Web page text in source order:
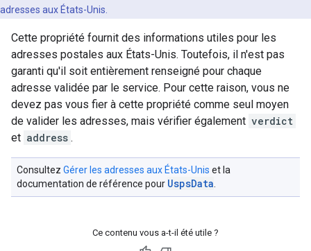
adresses aux États-Unis.
Cette propriété fournit des informations utiles pour les
adresses postales aux États-Unis. Toutefois, il n'est pas
garanti qu'il soit entièrement renseigné pour chaque
adresse validée par le service. Pour cette raison, vous ne
devez pas vous fier à cette propriété comme seul moyen
de valider les adresses, mais vérifier également verdict
et address .
Consultez Gérer les adresses aux États-Unis et la
documentation de référence pour UspsData
Ce contenu vous a-t-il été utile ?